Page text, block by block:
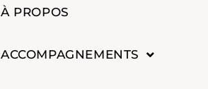
À PROPOS
ACCOMPAGNEMENTS